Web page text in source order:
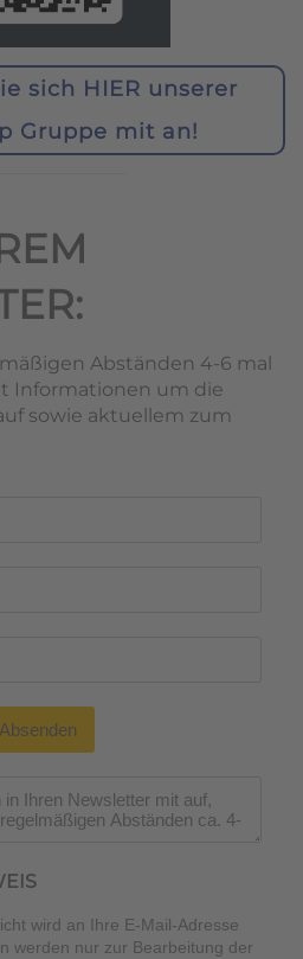
sich HIER unserer
Gruppe mit an!
Abständen 4-6 mal
Informationen um die
sowie aktuellem zum
Absenden
wird an Ihre E-Mail-Adresse
werden nur zur Bearbeitung der